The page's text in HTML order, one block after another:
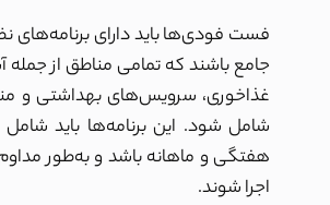
فست فودی‌ها باید دارای برنامه‌های
جامع باشند که تمامی مناطق از جمله
غذاخوری، سرویس‌های بهداشتی و
شامل شود. این برنامه‌ها باید شامل
هفتگی و ماهانه باشد و به‌طور
اجرا شوند.